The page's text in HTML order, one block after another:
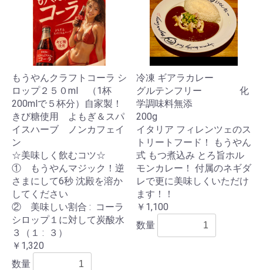
もうやんクラフトコーラ シ
ロップ２５０ml （1杯
200mlで５杯分）自家製！
きび糖使用 よもぎ＆スパ
イスハーブ ノンカフェイ
ン
☆美味しく飲むコツ☆
① もうやんマジック！逆
さまにして6秒 沈殿を溶か
してください
② 美味しい割合 : コーラ
シロップ１に対して炭酸水
３（１ : ３）
￥1,320
数量
冷凍 ギアラカレー
グルテンフリー 化
学調味料無添
200g
イタリア フィレンツェのス
トリートフード！ もうやん
式 もつ煮込み とろ旨ホル
モンカレー！ 付属のネギダ
レで更に美味しくいただけ
ます！！
￥1,100
数量